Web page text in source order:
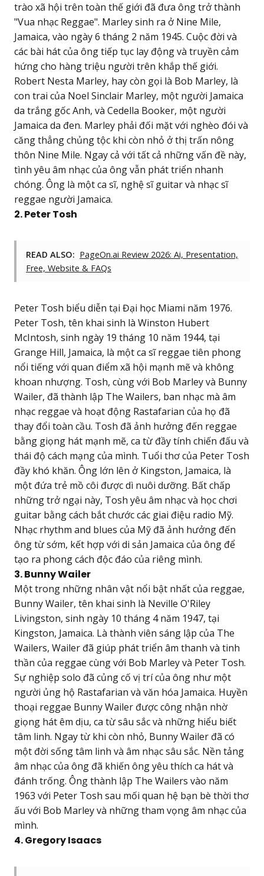
trào xã hội trên toàn thế giới đã đưa ông trở thành
"Vua nhạc Reggae". Marley sinh ra ở Nine Mile,
Jamaica, vào ngày 6 tháng 2 năm 1945. Cuộc đời và
các bài hát của ông tiếp tục lay động và truyền cảm
hứng cho hàng triệu người trên khắp thế giới.
Robert Nesta Marley, hay còn gọi là Bob Marley, là
con trai của Noel Sinclair Marley, một người Jamaica
da trắng gốc Anh, và Cedella Booker, một người
Jamaica da đen. Marley phải đối mặt với nghèo đói và
căng thẳng chủng tộc khi còn nhỏ ở thị trấn nông
thôn Nine Mile. Ngay cả với tất cả những vấn đề này,
tình yêu âm nhạc của ông vẫn phát triển nhanh
chóng. Ông là một ca sĩ, nghệ sĩ guitar và nhạc sĩ
reggae người Jamaica.
2. Peter Tosh
READ ALSO: PageOn.ai Review 2026: Ai, Presentation,
Free, Website & FAQs
Peter Tosh biểu diễn tại Đại học Miami năm 1976.
Peter Tosh, tên khai sinh là Winston Hubert
McIntosh, sinh ngày 19 tháng 10 năm 1944, tại
Grange Hill, Jamaica, là một ca sĩ reggae tiên phong
nổi tiếng với quan điểm xã hội mạnh mẽ và không
khoan nhượng. Tosh, cùng với Bob Marley và Bunny
Wailer, đã thành lập The Wailers, ban nhạc mà âm
nhạc reggae và hoạt động Rastafarian của họ đã
thay đổi toàn cầu. Tosh đã ảnh hưởng đến reggae
bằng giọng hát mạnh mẽ, ca từ đầy tính chiến đấu và
thái độ cách mạng của mình. Tuổi thơ của Peter Tosh
đầy khó khăn. Ông lớn lên ở Kingston, Jamaica, là
một đứa trẻ mồ côi được dì nuôi dưỡng. Bất chấp
những trở ngại này, Tosh yêu âm nhạc và học chơi
guitar bằng cách bắt chước các giai điệu radio Mỹ.
Nhạc rhythm and blues của Mỹ đã ảnh hưởng đến
ông từ sớm, kết hợp với di sản Jamaica của ông để
tạo ra phong cách độc đáo của riêng mình.
3. Bunny Wailer
Một trong những nhân vật nổi bật nhất của reggae,
Bunny Wailer, tên khai sinh là Neville O'Riley
Livingston, sinh ngày 10 tháng 4 năm 1947, tại
Kingston, Jamaica. Là thành viên sáng lập của The
Wailers, Wailer đã giúp phát triển âm thanh và tinh
thần của reggae cùng với Bob Marley và Peter Tosh.
Sự nghiệp solo đã củng cố vị trí của ông như một
người ủng hộ Rastafarian và văn hóa Jamaica. Huyền
thoại reggae Bunny Wailer được công nhận nhờ
giọng hát êm dịu, ca từ sâu sắc và những hiểu biết
tâm linh. Ngay từ khi còn nhỏ, Bunny Wailer đã có
một đời sống tâm linh và âm nhạc sâu sắc. Nền tảng
âm nhạc của ông đã khiến ông yêu thích ca hát và
đánh trống. Ông thành lập The Wailers vào năm
1963 với Peter Tosh sau mối quan hệ bạn bè thời thơ
ấu với Bob Marley và những tham vọng âm nhạc của
mình.
4. Gregory Isaacs